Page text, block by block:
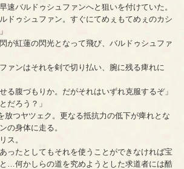
速バルドゥシュファンへと狙いを付けていた。
ドゥシュファン。すぐにてめぇもてめぇのカシ
が紅蓮の閃光となって飛び、バルドゥシュファ
ァンはそれを剣で切り払い、腕に残る痺れに
る腹づもりか。だがそれはいずれ克服するぞ」
だろう？」
つヤツェク。更なる抵抗力の低下が痺れとな
の身体に走る。
ス。
ったとしてもそれを使うことができなければ宝
…何かしらの道を究めようとした求道者には酷